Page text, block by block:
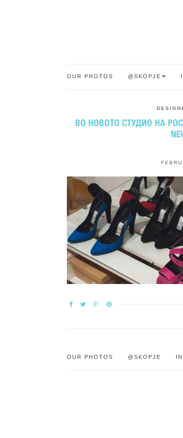
OUR PHOTOS @SKOPJE
ВО НОВОТО СТУДИО НА
OUR PHOTOS @SKOPJE